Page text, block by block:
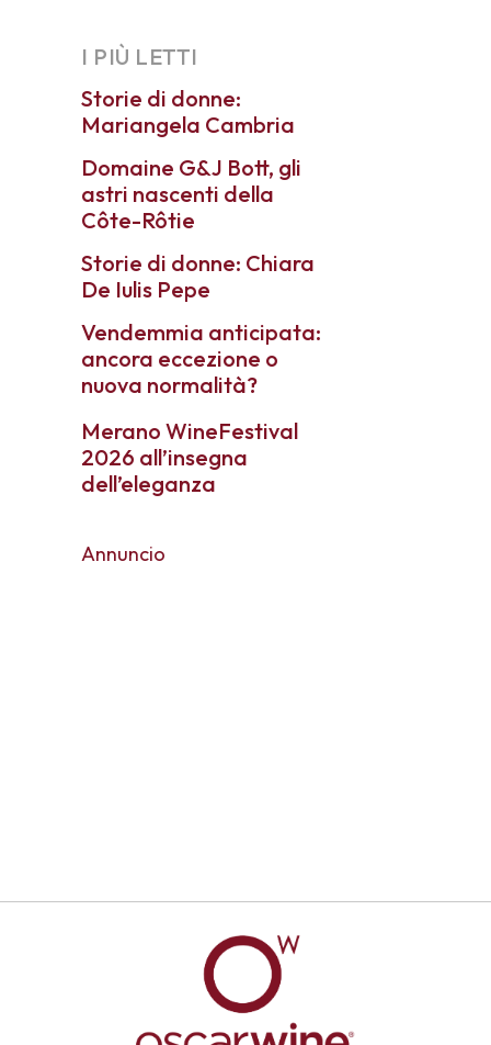
I PIÙ LETTI
Storie di donne:
Mariangela Cambria
Domaine G&J Bott, gli
astri nascenti della
Côte-Rôtie
Storie di donne: Chiara
De Iulis Pepe
Vendemmia anticipata:
ancora eccezione o
nuova normalità?
Merano WineFestival
2026 all’insegna
dell’eleganza
Annuncio